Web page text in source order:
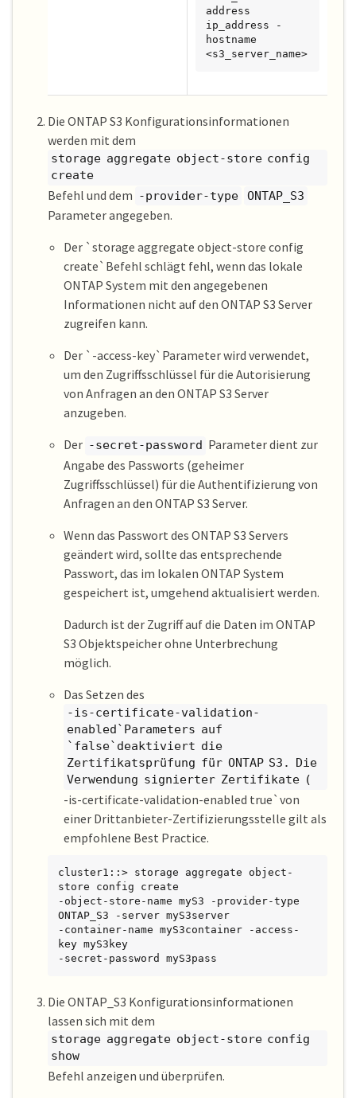
address
ip_address -
hostname
<s3_server_name>
Die ONTAP S3 Konfigurationsinformationen
werden mit dem
storage aggregate object-store config
create
Befehl und dem -provider-type ONTAP_S3
Parameter angegeben.
Der `storage aggregate object-store config
create`Befehl schlägt fehl, wenn das lokale
ONTAP System mit den angegebenen
Informationen nicht auf den ONTAP S3 Server
zugreifen kann.
Der `-access-key`Parameter wird verwendet,
um den Zugriffsschlüssel für die Autorisierung
von Anfragen an den ONTAP S3 Server
anzugeben.
Der -secret-password Parameter dient zur
Angabe des Passworts (geheimer
Zugriffsschlüssel) für die Authentifizierung von
Anfragen an den ONTAP S3 Server.
Wenn das Passwort des ONTAP S3 Servers
geändert wird, sollte das entsprechende
Passwort, das im lokalen ONTAP System
gespeichert ist, umgehend aktualisiert werden.
Dadurch ist der Zugriff auf die Daten im ONTAP
S3 Objektspeicher ohne Unterbrechung
möglich.
Das Setzen des
-is-certificate-validation-
enabled`Parameters auf
`false`deaktiviert die
Zertifikatsprüfung für ONTAP S3. Die
Verwendung signierter Zertifikate (
-is-certificate-validation-enabled true`von
einer Drittanbieter-Zertifizierungsstelle gilt als
empfohlene Best Practice.
cluster1::> storage aggregate object-
store config create
-object-store-name myS3 -provider-type
ONTAP_S3 -server myS3server
-container-name myS3container -access-
key myS3key
-secret-password myS3pass
Die ONTAP_S3 Konfigurationsinformationen
lassen sich mit dem
storage aggregate object-store config
show
Befehl anzeigen und überprüfen.